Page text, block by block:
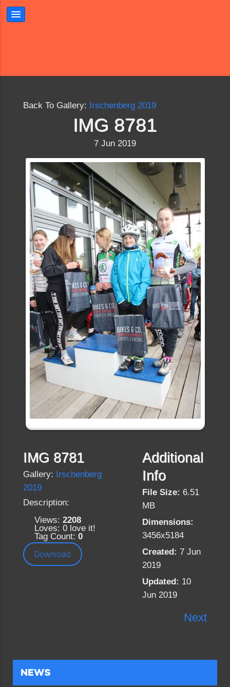
Back To Gallery: Irschenberg 2019
IMG 8781
7 Jun 2019
IMG 8781
Gallery: Irschenberg
2019
Description:
Views: 2208
Loves: 0 love it!
Tag Count: 0
Download
Additional
Info
File Size: 6.51
MB
Dimensions:
3456x5184
Created: 7 Jun
2019
Updated: 10
Jun 2019
Next
NEWS